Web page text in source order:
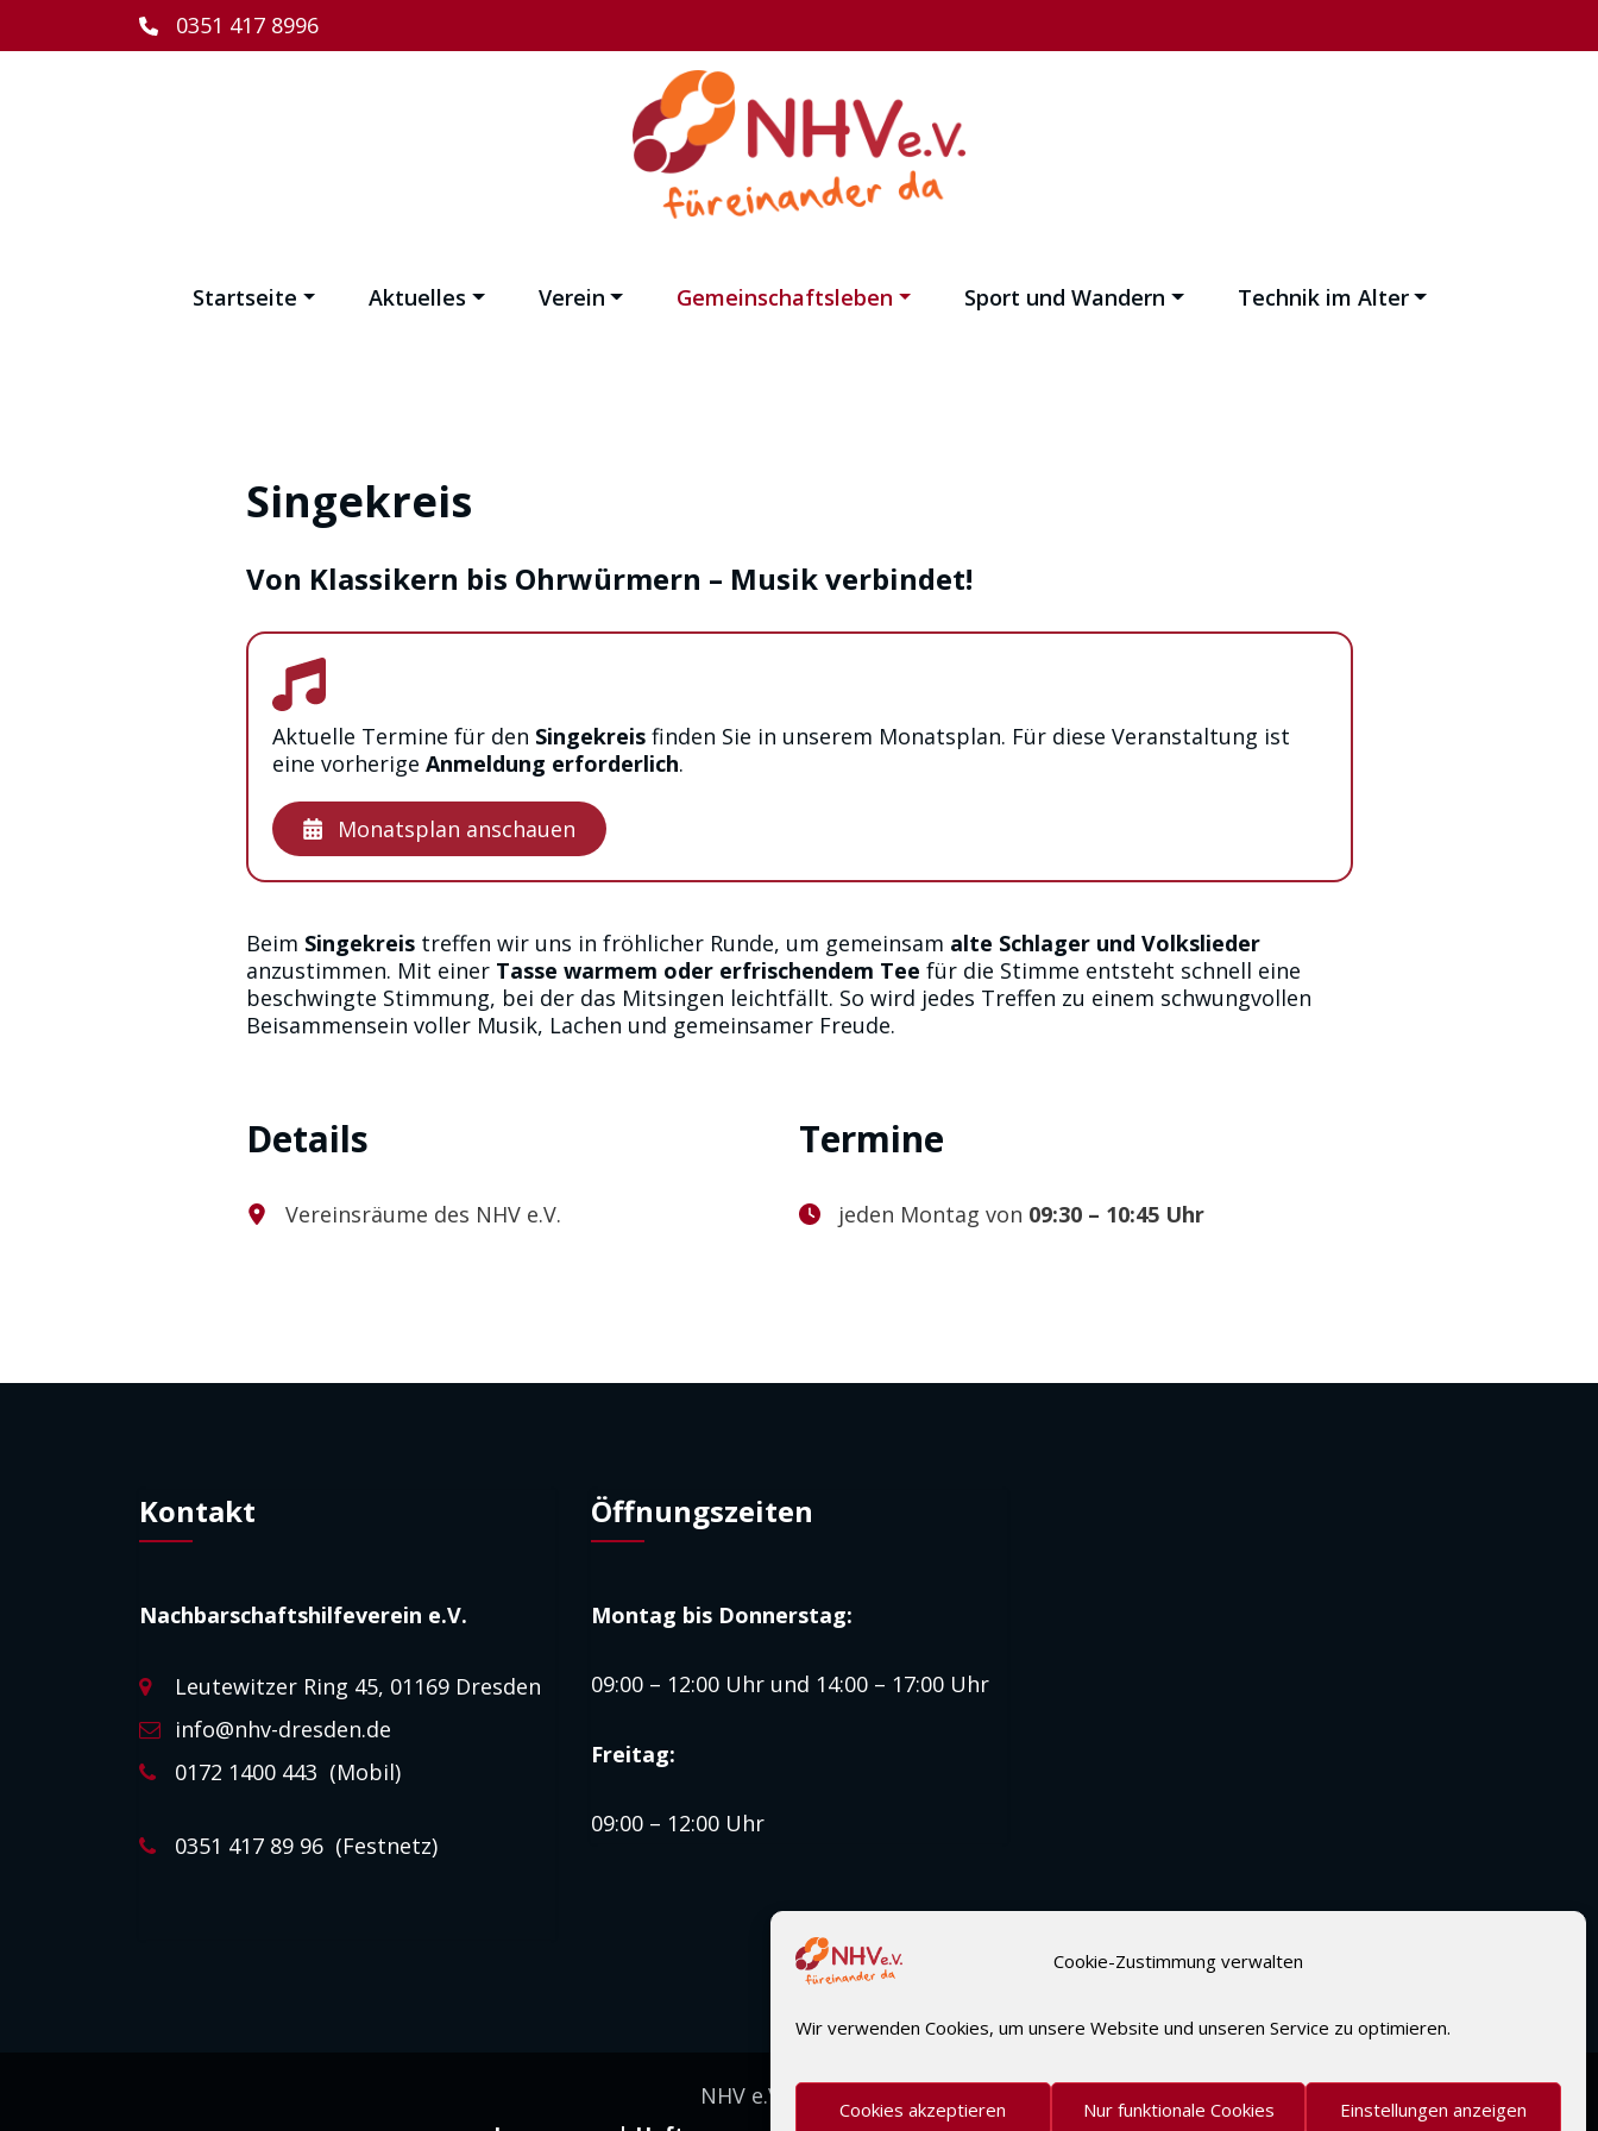
Cookie-Zustimmung verwalten
Wir verwenden Cookies, um unsere Website und unseren Service zu optimieren.
Cookies akzeptieren Nur funktionale Cookies Einstellungen anzeigen
0351 417 8996
Startseite Aktuelles Verein Gemeinschaftsleben Sport und Wandern Technik im Alter
Singekreis
Von Klassikern bis Ohrwürmern – Musik verbindet!
Aktuelle Termine für den Singekreis finden Sie in unserem Monatsplan. Für diese Veranstaltung ist
eine vorherige Anmeldung erforderlich.
Monatsplan anschauen
Beim Singekreis treffen wir uns in fröhlicher Runde, um gemeinsam alte Schlager und Volkslieder
anzustimmen. Mit einer Tasse warmem oder erfrischendem Tee für die Stimme entsteht schnell eine
beschwingte Stimmung, bei der das Mitsingen leichtfällt. So wird jedes Treffen zu einem schwungvollen
Beisammensein voller Musik, Lachen und gemeinsamer Freude.
Details
Vereinsräume des NHV e.V.
Termine
jeden Montag von 09:30 – 10:45 Uhr
Kontakt
Nachbarschaftshilfeverein e.V.
Leutewitzer Ring 45, 01169 Dresden
info@nhv-dresden.de
0172 1400 443 (Mobil)
0351 417 89 96 (Festnetz)
Öffnungszeiten
Montag bis Donnerstag:
09:00 – 12:00 Uhr und 14:00 – 17:00 Uhr
Freitag:
09:00 – 12:00 Uhr
NHV e.V. 2000–2026